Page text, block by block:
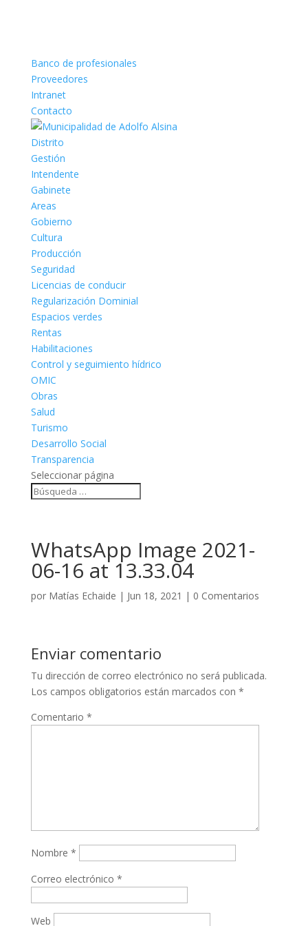
Banco de profesionales
Proveedores
Intranet
Contacto
Distrito
Gestión
Intendente
Gabinete
Areas
Gobierno
Cultura
Producción
Seguridad
Licencias de conducir
Regularización Dominial
Espacios verdes
Rentas
Habilitaciones
Control y seguimiento hídrico
OMIC
Obras
Salud
Turismo
Desarrollo Social
Transparencia
Seleccionar página
WhatsApp Image 2021-
06-16 at 13.33.04
por Matías Echaide | Jun 18, 2021 | 0 Comentarios
Enviar comentario
Tu dirección de correo electrónico no será publicada.
Los campos obligatorios están marcados con *
Comentario *
Nombre *
Correo electrónico *
Web